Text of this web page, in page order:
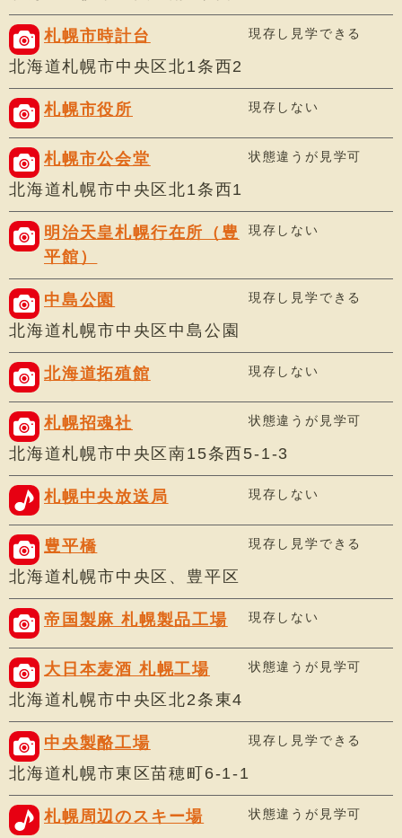
札幌市時計台 現存し見学できる
北海道札幌市中央区北1条西2
札幌市役所 現存しない
札幌市公会堂 状態違うが見学可
北海道札幌市中央区北1条西1
明治天皇札幌行在所（豊
平館）
現存しない
中島公園 現存し見学できる
北海道札幌市中央区中島公園
北海道拓殖館 現存しない
札幌招魂社 状態違うが見学可
北海道札幌市中央区南15条西5-1-3
札幌中央放送局 現存しない
豊平橋 現存し見学できる
北海道札幌市中央区、豊平区
帝国製麻 札幌製品工場 現存しない
大日本麦酒 札幌工場 状態違うが見学可
北海道札幌市中央区北2条東4
中央製酪工場 現存し見学できる
北海道札幌市東区苗穂町6-1-1
札幌周辺のスキー場 状態違うが見学可